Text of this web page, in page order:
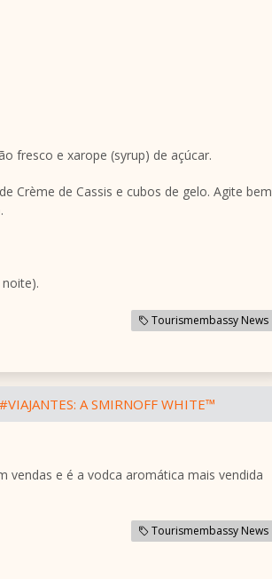
fresco e xarope (syrup) de açúcar.
Crème de Cassis e cubos de gelo. Agite bem
Tourismembassy News
A SMIRNOFF WHITE™
vendas e é a vodca aromática mais vendida
Tourismembassy News